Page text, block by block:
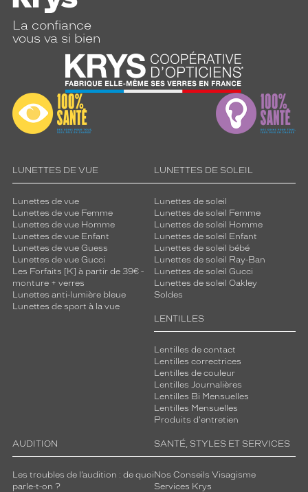
La confiance
vous va si bien
LUNETTES DE VUE
Lunettes de vue
Lunettes de vue Femme
Lunettes de vue Homme
Lunettes de vue Enfant
Lunettes de vue Guess
Lunettes de vue Gucci
Les Forfaits [K] à partir de 39€ -
monture + verres
Lunettes anti-lumière bleue
Lunettes de sport à la vue
LUNETTES DE SOLEIL
Lunettes de soleil
Lunettes de soleil Femme
Lunettes de soleil Homme
Lunettes de soleil Enfant
Lunettes de soleil bébé
Lunettes de soleil Ray-Ban
Lunettes de soleil Gucci
Lunettes de soleil Oakley
Soldes
LENTILLES
Lentilles de contact
Lentilles correctrices
Lentilles de couleur
Lentilles Journalières
Lentilles Bi Mensuelles
Lentilles Mensuelles
Produits d'entretien
AUDITION
Les troubles de l’audition : de quoi
parle-t-on ?
SANTÉ, STYLES ET SERVICES
Nos Conseils Visagisme
Services Krys